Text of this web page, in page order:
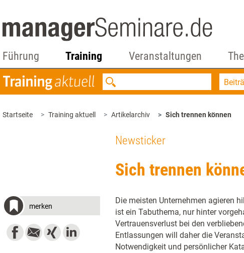
Führung Training Veranstaltungen
Startseite Training aktuell Artikelarchiv Sich trennen können
Newsticker
Sich trennen
merken
Die meisten Unternehmen agieren
ist ein Tabuthema, nur hinter
Vertrauensverlust bei den
Entlassungen will daher die
Notwendigkeit und persönlicher